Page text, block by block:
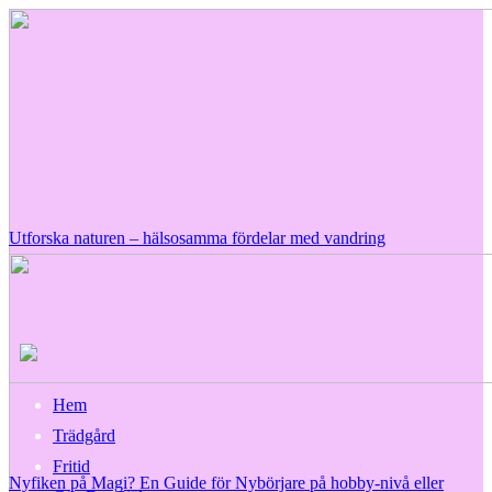
Utforska naturen – hälsosamma fördelar med vandring
Nyfiken på Magi? En Guide för Nybörjare på hobby-nivå eller
Hem
Trädgård
Fritid